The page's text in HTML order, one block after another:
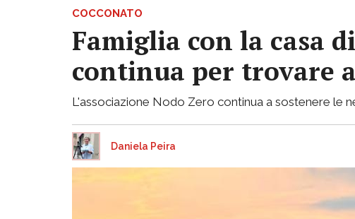
COCCONATO
Famiglia con la casa
continua per trovare
L'associazione Nodo Zero continua a sostenere le
Daniela Peira